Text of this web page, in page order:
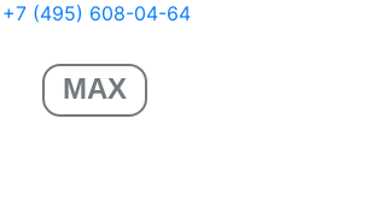
MAX
+7 (495) 608-04-64